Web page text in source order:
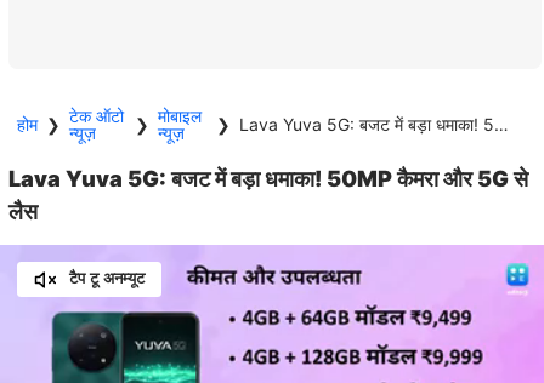
होम ❯ टेक ऑटो
न्यूज़
❯ मोबाइल
न्यूज़
❯ Lava Yuva 5G: बजट में बड़ा धमाका! 50MP कैमरा और 5G से लैस
Lava Yuva 5G: बजट में बड़ा धमाका! 50MP कैमरा और 5G से
लैस
टैप टू अनम्यूट